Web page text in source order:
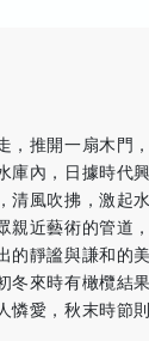
，推開一扇木門
庫內，日據時代
清風吹拂，激起
親近藝術的管道
的靜謐與謙和的
冬來時有橄欖結
憐愛，秋末時節